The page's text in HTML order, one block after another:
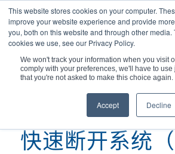
This website stores cookies on your computer.
improve your website experience and provide
you, both on this website and through other media.
cookies we use, see our Privacy Policy.
We won't track your information when you visit
comply with your preferences, we'll have to
that you're not asked to make this choice again.
Accept Decline
您现在的位置： 主页 / 快速断开系统（QDS
快速断开系统